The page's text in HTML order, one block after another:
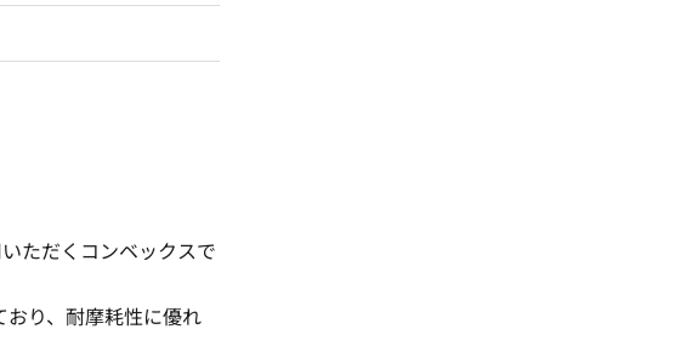
ただくコンベックスで
り、耐摩耗性に優れ